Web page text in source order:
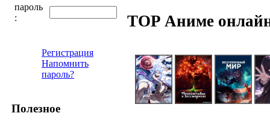
пароль
:
Регистрация
Напомнить
пароль?
Полезное
TOP Аниме